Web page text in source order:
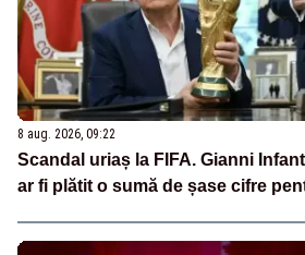
8 aug. 2026, 09:22
Scandal uriaș la FIFA. Gianni
ar fi plătit o sumă de șase cifre